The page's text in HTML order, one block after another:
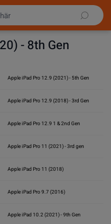
- 8th Gen
Apple iPad Pro 12.9 (2021) - 5th Gen
Apple iPad Pro 12.9 (2018) - 3rd Gen
Apple iPad Pro 12.9 1 & 2nd Gen
Apple iPad Pro 11 (2021) - 3rd gen
Apple iPad Pro 11 (2018)
Apple iPad Pro 9.7 (2016)
Apple iPad 10.2 (2021) - 9th Gen